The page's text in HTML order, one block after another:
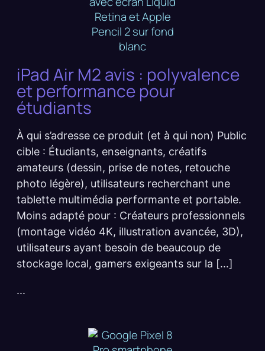
iPad Air M2 avis : polyvalence
et performance pour
étudiants
À qui s’adresse ce produit (et à qui non) Public
cible : Étudiants, enseignants, créatifs
amateurs (dessin, prise de notes, retouche
photo légère), utilisateurs recherchant une
tablette multimédia performante et portable.
Moins adapté pour : Créateurs professionnels
(montage vidéo 4K, illustration avancée, 3D),
utilisateurs ayant besoin de beaucoup de
stockage local, gamers exigeants sur la […]
...